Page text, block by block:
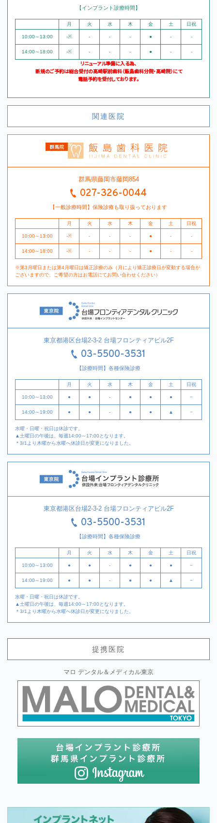
【インプラント診療時間】
月 火 水 木 金 土 日祝
10:00～13:00 -※ - - - ● - -
14:00～18:00 -※ - - - ● - -
リニューアル準備に入る為、
新規のご予約は総合受付の高崎駅前歯科（飯島歯科分院・高崎院）にて
電話予約を受付しております。
関連医院
群馬県藤岡市藤岡854
027-326-0044
【一般診療時間】保険診療も取り扱っております
月 火 水 木 金 土 日祝
10:00～13:00 -※ - - - ● - -
14:00～18:00 -※ - - - ● - -
※第3月曜日または第4月曜日は矯正診療のみ（月により矯正診療日が変動する場合が
ございますので、ご希望の方はお電話にてお問い合わせください）
東京都港区台場2-3-2 台場フロンティアビル2F
03-5500-3531
【診療時間】各種保険診療
月 火 水 木 金 土 日祝
10:00～13:00 ● ● - ● ● ● −
14:00～19:00 ● ● - ● ● ▲ −
水曜・日曜・祝日は休診です。
▲土曜日の午後は、毎週14:00～17:00となります。
＊3/1より木曜から水曜へ休診日が変更になりました。
東京都港区台場2-3-2 台場フロンティアビル2F
03-5500-3531
【診療時間】各種保険診療
月 火 水 木 金 土 日祝
10:00～13:00 ● ● - ● ● ● −
14:00～19:00 ● ● - ● ● ▲ −
水曜・日曜・祝日は休診です。
▲土曜日の午後は、毎週14:00～17:00となります。
＊3/1より木曜から水曜へ休診日が変更になりました。
提携医院
マロ デンタル＆メディカル東京